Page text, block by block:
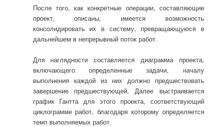
После того, как конкретные операции, составляющие
проект, описаны, имеется возможность
консолидировать их в систему, превращающуюся в
дальнейшем в непрерывный поток работ.
Для наглядности составляется диаграмма проекта,
включающего определенные задачи, началу
выполнения каждой из них должно предшествовать
завершение предшествующей. Далее выстраивается
график Гантта для этого проекта, соответствующий
циклограмме работ, благодаря которому определяется
темп выполняемых работ.